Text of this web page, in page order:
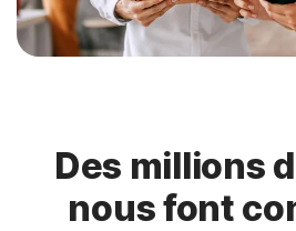
Des millions
nous font